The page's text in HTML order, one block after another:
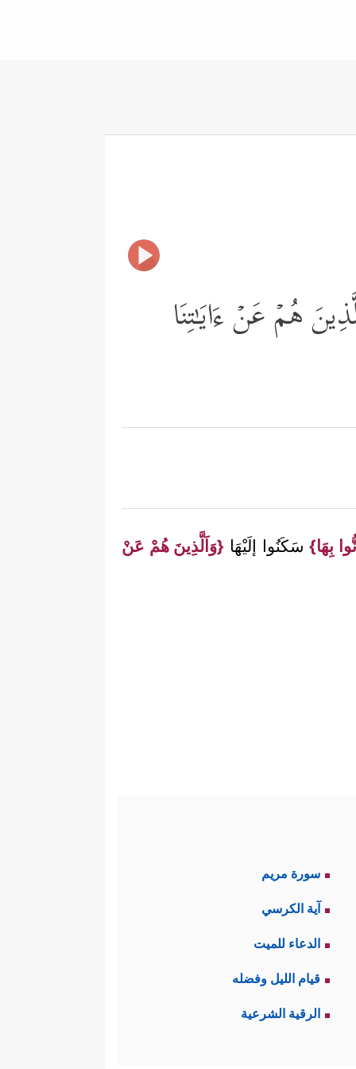
هُمۡ عَنۡ ءَایَـٰتِنَا
بِهَا}سَكَنُوا إلَيْهَا {وَاَلَّذِينَ هُمْ عَنْ
سورة مريم
آية الكرسي
الدعاء للميت
قيام الليل وفضله
الرقية الشرعية